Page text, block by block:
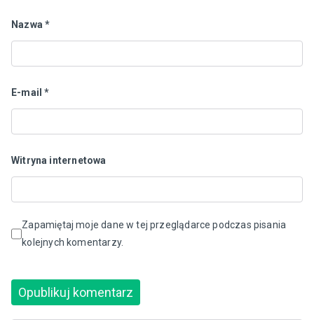
Nazwa*
E-mail*
Witryna internetowa
Zapamiętaj moje dane w tej przeglądarce podczas pisania
kolejnych komentarzy.